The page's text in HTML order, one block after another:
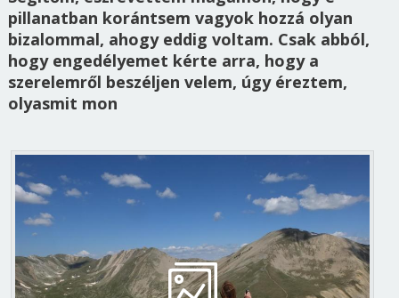
pillanatban korántsem vagyok hozzá olyan
bizalommal, ahogy eddig voltam. Csak abból,
hogy engedélyemet kérte arra, hogy a
szerelemről beszéljen velem, úgy éreztem,
olyasmit mon